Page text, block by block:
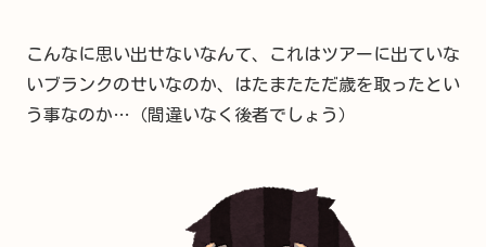
こんなに思い出せないなんて、これはツアーに出ていな
いブランクのせいなのか、はたまたただ歳を取ったとい
う事なのか…（間違いなく後者でしょう）